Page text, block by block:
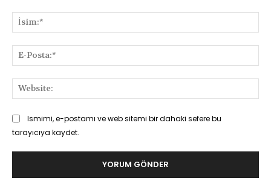
Ismimi, e-postamı ve web sitemi bir dahaki sefere bu
tarayıcıya kaydet.